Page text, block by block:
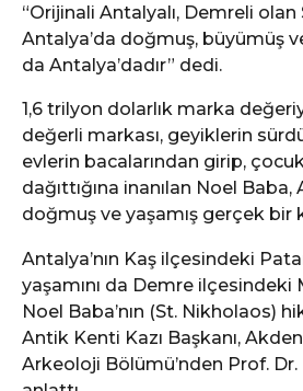
“Orijinali Antalyalı, Demreli olan
Antalya’da doğmuş, büyümüş
da Antalya’dadır” dedi.
1,6 trilyon dolarlık marka
değerli markası, geyiklerin
evlerin bacalarından girip,
dağıttığına inanılan Noel Baba,
doğmuş ve yaşamış gerçek bir
Antalya’nın Kaş ilçesindeki
yaşamını da Demre ilçesindeki
Noel Baba’nın (St. Nikholaos)
Antik Kenti Kazı Başkanı,
Arkeoloji Bölümü’nden Prof.